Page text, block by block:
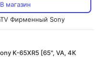
В магазин
Фирменный Sony
K-65XR5 [65", VA, 4K